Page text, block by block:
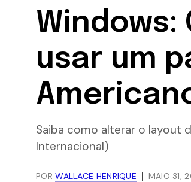
Tutoriais
Hardware
Windows
Promoções
usar um
Saiba como alterar o layout
Internacional)
PORWALLACE HENRIQUE MAIO 31,